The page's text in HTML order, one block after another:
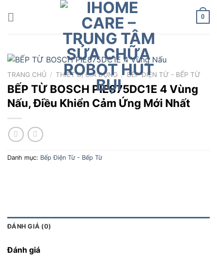
0
TRANG CHỦ / THIẾT BỊ GIA DỤNG / BẾP ĐIỆN TỪ - BẾP TỪ
BẾP TỪ BOSCH PIE875DC1E 4 Vùng
Nấu, Điều Khiển Cảm Ứng Mới Nhất
Danh mục: Bếp Điện Từ - Bếp Từ
ĐÁNH GIÁ (0)
Đánh giá